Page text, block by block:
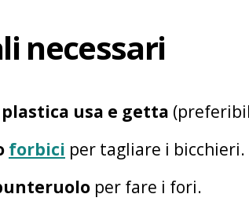
necessari
usa e getta
forbici per tagliare i bicchieri.
per fare i fori.